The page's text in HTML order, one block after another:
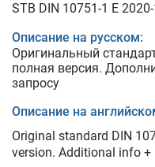
STB DIN 10751-1 E
Описание на русском:
Оригинальный
полная версия.
запросу
Описание на
Original standard DIN
version. Additional info +